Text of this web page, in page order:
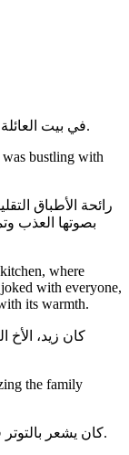
في بيت العائلة الكبير، كانت الأجواء تعج بالحياة والحركة.
was bustling with
رائحة الأطباق
بصوتها العذب
where
with everyone,
its warmth.
كان زيد، الأخ
the family
كان يشعر بالتوتر قليلاً، فالجميع يتوقع أن يكون اللقاء مثالياً.